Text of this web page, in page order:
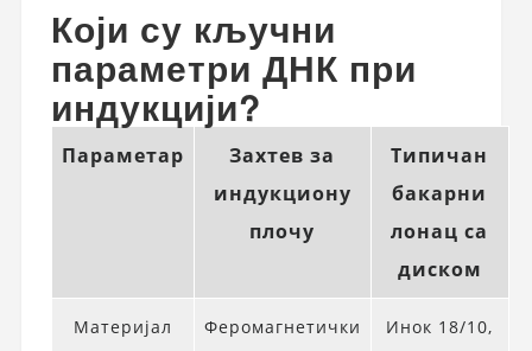
Који су кључни
параметри ДНК при
индукцији?
Параметар
Захтев за
индукциону
плочу
Типичан
бакарни
лонац са
диском
Материјал
Феромагнетички
Инок 18/10,